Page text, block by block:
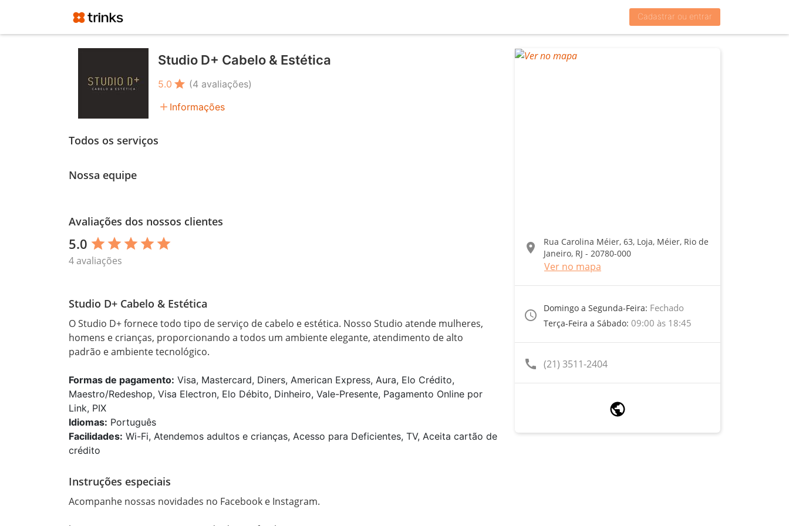
Cadastrar ou entrar
Studio D+ Cabelo & Estética
5.0 star (4 avaliações)
add Informações
Todos os serviços
Nossa equipe
Avaliações dos nossos clientes
5.0 star star star star star
4 avaliações
Studio D+ Cabelo & Estética
O Studio D+ fornece todo tipo de serviço de cabelo e estética. Nosso Studio atende mulheres,
homens e crianças, proporcionando a todos um ambiente elegante, atendimento de alto
Formas de pagamento: Visa, Mastercard, Diners, American Express, Aura, Elo Crédito,
Maestro/Redeshop, Visa Electron, Elo Débito, Dinheiro, Vale-Presente, Pagamento Online por
Link, PIX
Idiomas: Português
Facilidades: Wi-Fi, Atendemos adultos e crianças, Acesso para Deficientes, TV, Aceita cartão de
crédito
Instruções especiais
Acompanhe nossas novidades no Facebook e Instagram.
location_on
Rua Carolina Méier, 63, Loja, Méier, Rio de
Janeiro, RJ - 20780-000
Ver no mapa
access_time
Domingo a Segunda-Feira: Fechado
Terça-Feira a Sábado: 09:00 às 18:45
call (21) 3511-2404